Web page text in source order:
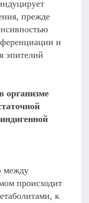
прежде
и
эпителий
организме
между
происходит
к